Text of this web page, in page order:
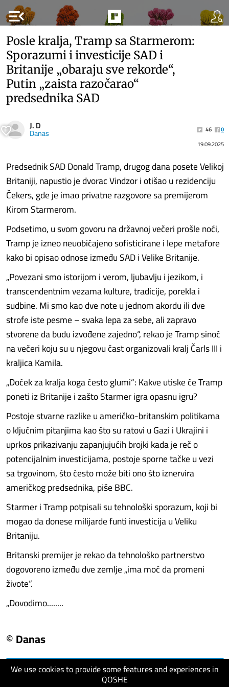
menu_open
We use cookies to provide some features and experiences in
QOSHE
Posle kralja, Tramp sa Starmerom:
Sporazumi i investicije SAD i
Britanije „obaraju sve rekorde“,
Putin „zaista razočarao“
predsednika SAD
J. D
Danas 46
0
19.09.2025
Predsednik SAD Donald Tramp, drugog dana posete Velikoj
Britaniji, napustio je dvorac Vindzor i otišao u rezidenciju
Čekers, gde je imao privatne razgovore sa premijerom
Kirom Starmerom.
Podsetimo, u svom govoru na državnoj večeri prošle noći,
Tramp je izneo neuobičajeno sofisticirane i lepe metafore
kako bi opisao odnose između SAD i Velike Britanije.
„Povezani smo istorijom i verom, ljubavlju i jezikom, i
transcendentnim vezama kulture, tradicije, porekla i
sudbine. Mi smo kao dve note u jednom akordu ili dve
strofe iste pesme – svaka lepa za sebe, ali zapravo
stvorene da budu izvođene zajedno“, rekao je Tramp sinoć
na večeri koju su u njegovu čast organizovali kralj Čarls III i
kraljica Kamila.
„Doček za kralja koga često glumi“: Kakve utiske će Tramp
poneti iz Britanije i zašto Starmer igra opasnu igru?
Postoje stvarne razlike u američko-britanskim politikama
o ključnim pitanjima kao što su ratovi u Gazi i Ukrajini i
uprkos prikazivanju zapanjujućih brojki kada je reč o
potencijalnim investicijama, postoje sporne tačke u vezi
sa trgovinom, što često može biti ono što iznervira
američkog predsednika, piše BBC.
Starmer i Tramp potpisali su tehnološki sporazum, koji bi
mogao da donese milijarde funti investicija u Veliku
Britaniju.
Britanski premijer je rekao da tehnološko partnerstvo
dogovoreno između dve zemlje „ima moć da promeni
živote“.
„Dovodimo........
© Danas
visit website